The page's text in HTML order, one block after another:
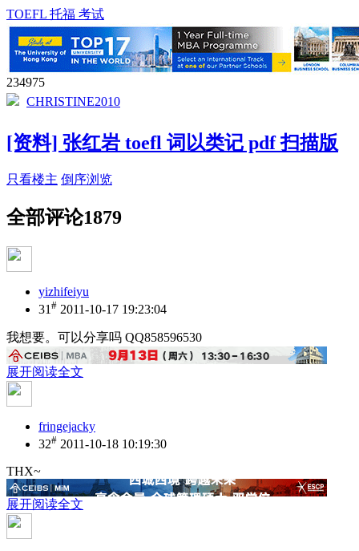
TOEFL 托福 考试
234975
CHRISTINE2010
[资料] 张红岩 toefl 词以类记 pdf 扫描版
只看楼主 倒序浏览
全部评论1879
yizhifeiyu
31 # 2011-10-17 19:23:04
我想要。可以分享吗 QQ858596530
展开阅读全文
fringejacky
32# 2011-10-18 10:19:30
THX~
展开阅读全文